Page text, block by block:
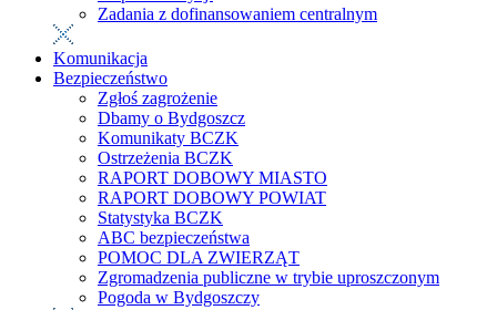
Zadania z dofinansowaniem centralnym
Komunikacja
Bezpieczeństwo
Zgłoś zagrożenie
Dbamy o Bydgoszcz
Komunikaty BCZK
Ostrzeżenia BCZK
RAPORT DOBOWY MIASTO
RAPORT DOBOWY POWIAT
Statystyka BCZK
ABC bezpieczeństwa
POMOC DLA ZWIERZĄT
Zgromadzenia publiczne w trybie uproszczonym
Pogoda w Bydgoszczy